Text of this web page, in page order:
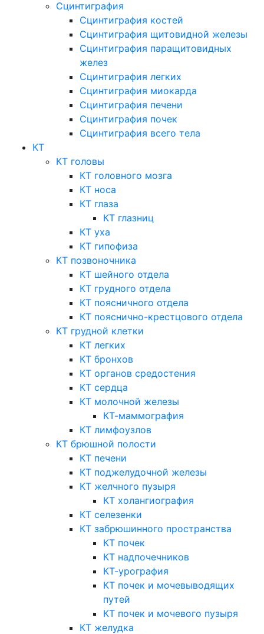
Сцинтиграфия
Сцинтиграфия костей
Сцинтиграфия щитовидной железы
Сцинтиграфия паращитовидных
желез
Сцинтиграфия легких
Сцинтиграфия миокарда
Сцинтиграфия печени
Сцинтиграфия почек
Сцинтиграфия всего тела
КТ
КТ головы
КТ головного мозга
КТ носа
КТ глаза
КТ глазниц
КТ уха
КТ гипофиза
КТ позвоночника
КТ шейного отдела
КТ грудного отдела
КТ поясничного отдела
КТ пояснично-крестцового отдела
КТ грудной клетки
КТ легких
КТ бронхов
КТ органов средостения
КТ сердца
КТ молочной железы
КТ-маммография
КТ лимфоузлов
КТ брюшной полости
КТ печени
КТ поджелудочной железы
КТ желчного пузыря
КТ холангиография
КТ селезенки
КТ забрюшинного пространства
КТ почек
КТ надпочечников
КТ-урография
КТ почек и мочевыводящих
путей
КТ почек и мочевого пузыря
КТ желудка